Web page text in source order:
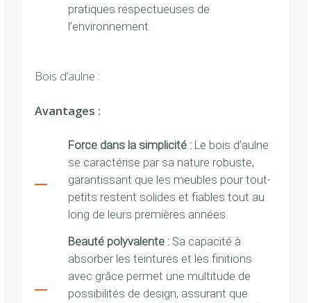
pratiques respectueuses de
l’environnement.
Bois d’aulne :
Avantages :
Force dans la simplicité :Le bois d’aulne
se caractérise par sa nature robuste,
garantissant que les meubles pour tout-
petits restent solides et fiables tout au
long de leurs premières années.
Beauté polyvalente :Sa capacité à
absorber les teintures et les finitions
avec grâce permet une multitude de
possibilités de design, assurant que